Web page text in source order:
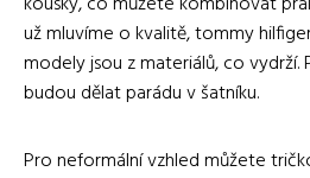
už mluvíme o kvalitě, tommy
modely jsou z materiálů, co vydrží.
budou dělat parádu v šatníku.
Pro neformální vzhled můžete